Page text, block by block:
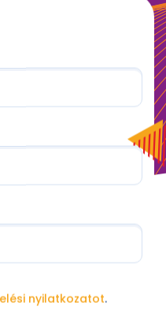
nyilatkozatot.